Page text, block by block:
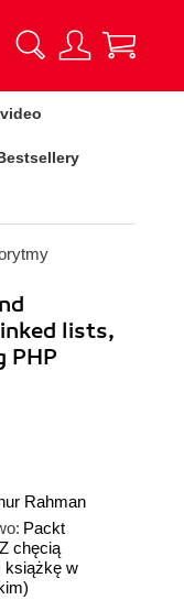
lists,
PHP
Rahman
Packt
chęcią
książkę w